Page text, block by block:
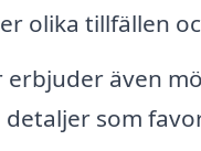
olika tillfällen
erbjuder även
som